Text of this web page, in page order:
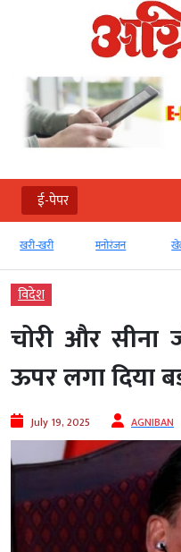
ई-पेपर
खरी-खरी मनोरंजन
विदेश
चोरी और
ऊपर लगा दिया
July 19, 2025 AGNIBAN